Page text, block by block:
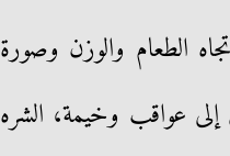
الطعام والوزن وصورة
عواقب وخيمة، الشره